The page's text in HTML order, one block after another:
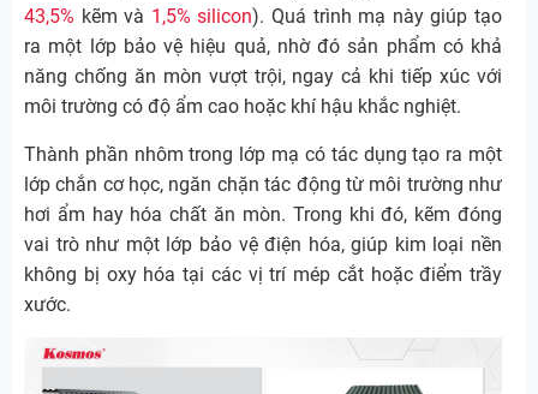
43,5% kẽm và 1,5% silicon). Quá trình mạ này giúp tạo
ra một lớp bảo vệ hiệu quả, nhờ đó sản phẩm có khả
năng chống ăn mòn vượt trội, ngay cả khi tiếp xúc với
môi trường có độ ẩm cao hoặc khí hậu khắc nghiệt.
Thành phần nhôm trong lớp mạ có tác dụng tạo ra một
lớp chắn cơ học, ngăn chặn tác động từ môi trường như
hơi ẩm hay hóa chất ăn mòn. Trong khi đó, kẽm đóng
vai trò như một lớp bảo vệ điện hóa, giúp kim loại nền
không bị oxy hóa tại các vị trí mép cắt hoặc điểm trầy
xước.